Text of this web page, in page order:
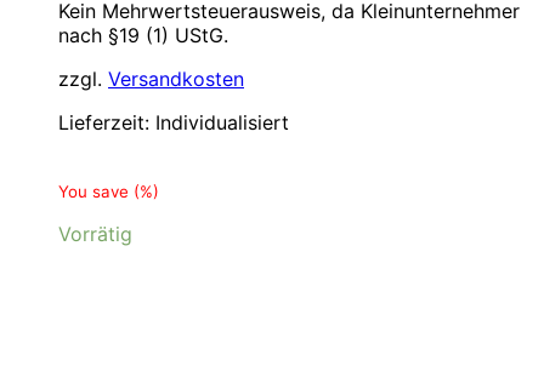
Kein Mehrwertsteuerausweis, da Kleinunternehmer
nach §19 (1) UStG.
zzgl. Versandkosten
Lieferzeit: Individualisiert
You save (%)
Vorrätig